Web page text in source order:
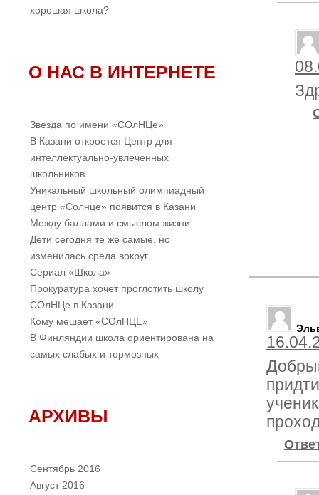
хорошая школа?
О НАС В ИНТЕРНЕТЕ
Звезда по имени «СОлНЦе»
В Казани откроется Центр для
интеллектуально-увлеченных
школьников
Уникальный школьный олимпиадный
центр «Солнце» появится в Казани
Между баллами и смыслом жизни
Дети сегодня те же самые, но
изменилась среда вокруг
Cериал «Школа»
Прокуратура хочет проглотить школу
СОлНЦе в Казани
Кому мешает «СОлНЦЕ»
В Финляндии школа ориентирована на
самых слабых и тормозных
АРХИВЫ
Сентябрь 2016
Август 2016